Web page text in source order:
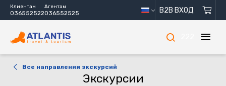
Клиентам
036552522
Агентам
036552525 B2B ВХОД
Все направления экскурсий
Экскурсии